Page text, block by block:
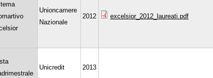
Unioncamere
Nazionale
2012 excelsior_2012_laureati.pdf
Unicredit 2013